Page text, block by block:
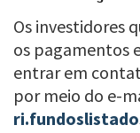
Os investidores
os pagamentos
entrar em
por meio do e-